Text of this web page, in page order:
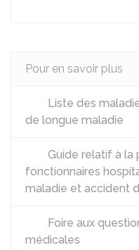
Pour en savoir plus
Liste des
de longue maladie
Guide relatif à la
fonctionnaires
maladie et accident
Foire aux
médicales